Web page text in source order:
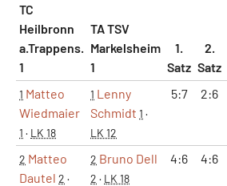
TC
Heilbronn
a.Trappens.
1
TA TSV
Markelsheim
1
1.
Satz
2.
Satz
1 Matteo
Wiedmaier
1 · LK 18
1 Lenny
Schmidt 1 ·
LK 12
5:7 2:6
2 Matteo
Dautel 2 ·
2 Bruno Dell
2 · LK 18
4:6 4:6